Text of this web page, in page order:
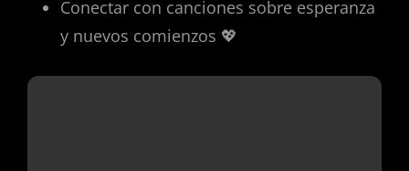
Conectar con canciones sobre esperanza
y nuevos comienzos 💖